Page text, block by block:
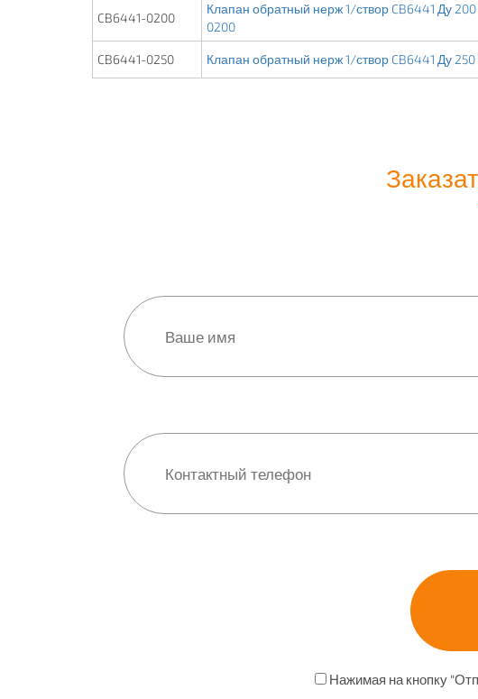
CB6441-0200
Клапан обратный нерж 1/створ CB6441 Ду
0200
CB6441-0250 Клапан обратный нерж 1/створ CB6441 Ду
Нажимая на кнопку